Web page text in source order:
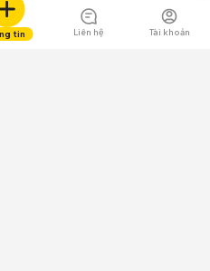
tin Liên hệ Tài khoản